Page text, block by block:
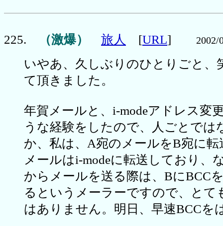
225. （激爆） 旅人 [URL] 2002/
いやあ、久しぶりのひとりごと、
て頂きました。
年賀メールと、i-modeアドレス変
うな経験をしたので、人ごとでは
か、私は、A宛のメールをB宛に転
メールはi-modeに転送しており、
からメールを送る際は、BにBCC
るというメーラーですので、とて
はありません。明日、早速BCCを